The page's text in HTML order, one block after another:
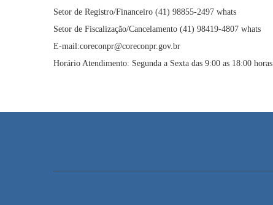
Setor de Registro/Financeiro (41) 98855-2497 whats
Setor de Fiscalização/Cancelamento (41) 98419-4807 whats
E-mail:coreconpr@coreconpr.gov.br
Horário Atendimento: Segunda a Sexta das 9:00 as 18:00 horas